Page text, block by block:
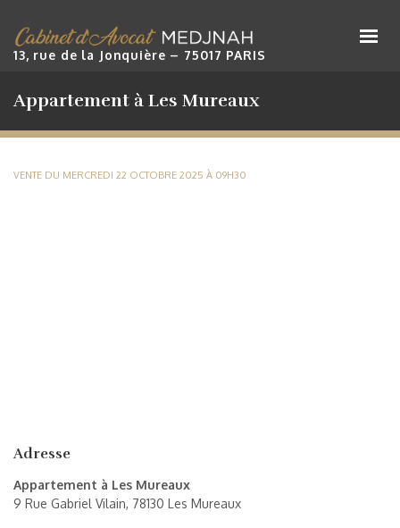
13, rue de la Jonquière – 75017 PARIS
Appartement à Les Mureaux
VENTE DU MERCREDI 22 OCTOBRE 2025 À 09H30
Adresse
Appartement à Les Mureaux
9 Rue Gabriel Vilain, 78130 Les Mureaux